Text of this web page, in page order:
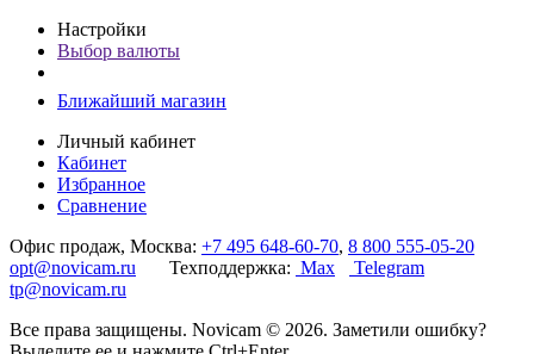
Настройки
Выбор валюты
Ближайший магазин
Личный кабинет
Кабинет
Избранное
Сравнение
Офис продаж, Москва: +7 495 648-60-70, 8 800 555-05-20
opt@novicam.ru Техподдержка: Max
Telegram
tp@novicam.ru
Все права защищены. Novicam © 2026. Заметили ошибку?